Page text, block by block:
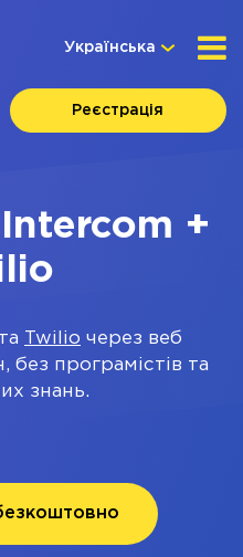
Українська
Реєстрація
Intercom +
та Twilio через веб
без програмістів та
знань.